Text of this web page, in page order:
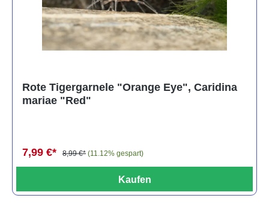
Rote Tigergarnele "Orange Eye", Caridina
mariae "Red"
7,99 €* 8,99 €* (11.12% gespart)
Kaufen